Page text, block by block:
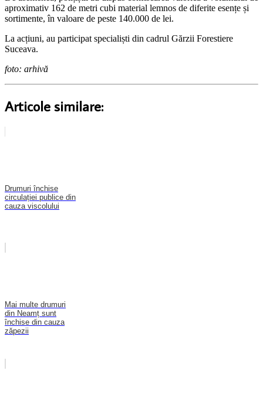
aproximativ 162 de metri cubi material lemnos de diferite esențe și
sortimente, în valoare de peste 140.000 de lei.
La acțiuni, au participat specialiști din cadrul Gărzii Forestiere
Suceava.
foto: arhivă
Articole similare:
Drumuri închise
circulației publice din
cauza viscolului
Mai multe drumuri
din Neamț sunt
închise din cauza
zăpezii